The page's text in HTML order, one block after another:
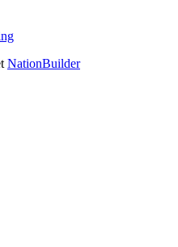
NationBuilder